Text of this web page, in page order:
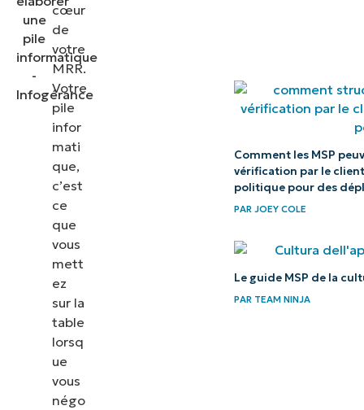
cœur
de
votre
MRR.
Votre
pile
infor
mati
que,
c’est
ce
que
vous
mett
ez
sur la
table
lorsq
ue
vous
négo
Comment les MSP
vérification par le
politique pour des
PARJOEY COLE
Le guide MSP de la
PARTEAM NINJA